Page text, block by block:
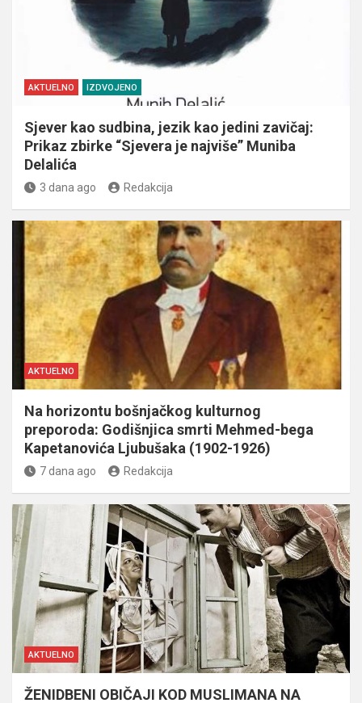
AKTUELNO IZDVOJENO
Sjever kao sudbina, jezik kao jedini zavičaj:
Prikaz zbirke “Sjevera je najviše” Muniba
Delalića
3 dana ago Redakcija
AKTUELNO
Na horizontu bošnjačkog kulturnog
preporoda: Godišnjica smrti Mehmed-bega
Kapetanovića Ljubušaka (1902-1926)
7 dana ago Redakcija
AKTUELNO
ŽENIDBENI OBIČAJI KOD MUSLIMANA NA